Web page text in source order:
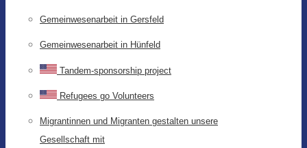
Gemeinwesenarbeit in Gersfeld
Gemeinwesenarbeit in Hünfeld
Tandem-sponsorship project
Refugees go Volunteers
Migrantinnen und Migranten gestalten unsere
Gesellschaft mit